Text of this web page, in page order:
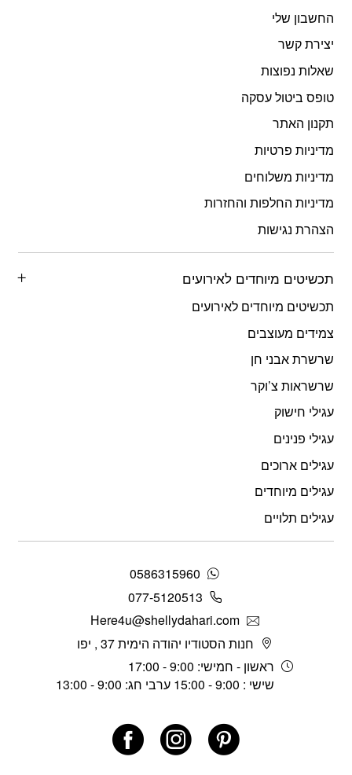
החשבון שלי
יצירת קשר
שאלות נפוצות
טופס ביטול עסקה
תקנון האתר
מדיניות פרטיות
מדיניות משלוחים
מדיניות החלפות והחזרות
הצהרת נגישות
תכשיטים מיוחדים לאירועים
תכשיטים מיוחדים לאירועים
צמידים מעוצבים
שרשרת אבני חן
שרשראות צ’וקר
עגילי חישוק
עגילי פנינים
עגילים ארוכים
עגילים מיוחדים
עגילים תלויים
0586315960
077-5120513
Here4u@shellydahari.com
חנות הסטודיו יהודה הימית 37 , יפו
ראשון - חמישי: 9:00 - 17:00
שישי : 9:00 - 15:00 ערבי חג: 9:00 - 13:00